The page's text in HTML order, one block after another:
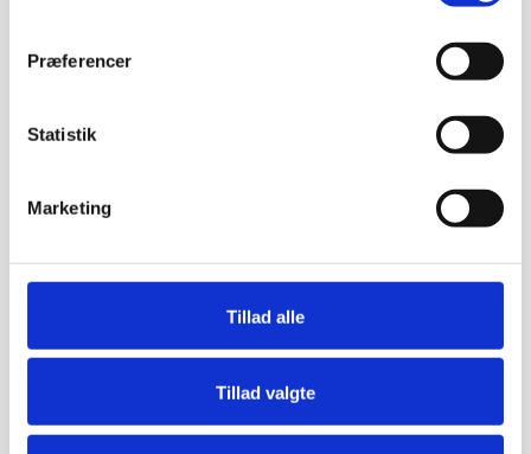
Præferencer
Statistik
Marketing
Tillad alle
Tillad valgte